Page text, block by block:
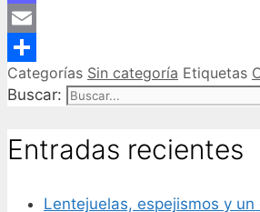
Mastodon
Email
Compartir
Categorías Sin categoría Etiquetas
Buscar:
Entradas recientes
Lentejuelas, espejismos y